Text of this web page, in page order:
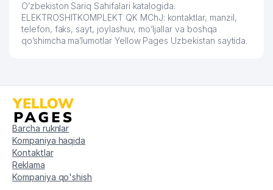
O’zbekiston Sariq Sahifalari katalogida.
ELEKTROSHITKOMPLEKT QK MChJ: kontaktlar, manzil,
telefon, faks, sayt, joylashuv, mo’ljallar va boshqa
qo’shimcha ma’lumotlar Yellow Pages Uzbekistan saytida.
Barcha ruknlar
Kompaniya haqida
Kontaktlar
Reklama
Kompaniya qo'shish